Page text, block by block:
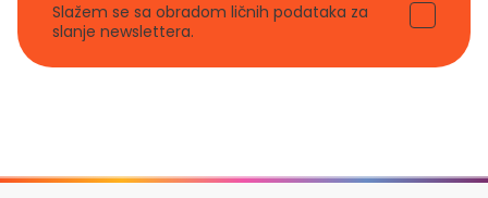
Slažem se sa obradom ličnih podataka za
slanje newslettera.